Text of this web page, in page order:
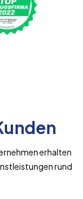
erhalten
rund